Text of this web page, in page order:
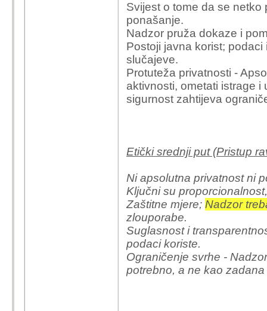
Svijest o tome da se
ponašanje.
Nadzor pruža dokaze i
Postoji javna korist;
slučajeve.
Protuteža privatnosti -
aktivnosti, ometati istrage
sigurnost zahtijeva
Etički srednji put (Pristup
Ni apsolutna privatnost ni
Ključni su
Zaštitne mjere; Nadzor
zlouporabe.
Suglasnost i
podaci koriste.
Ograničenje svrhe -
potrebno, a ne kao